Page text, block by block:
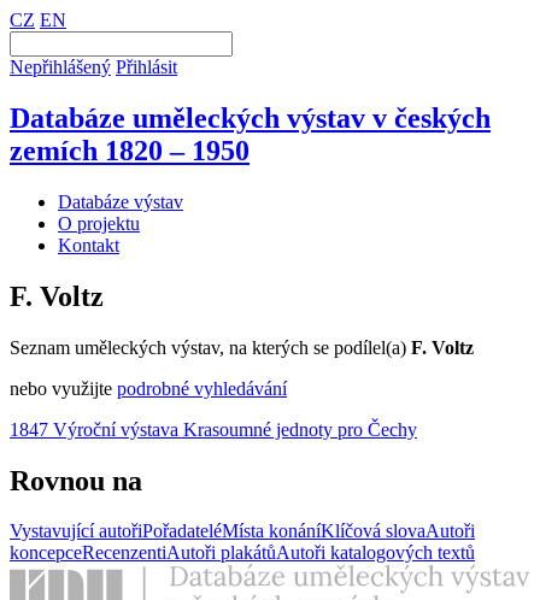
CZ EN
Nepřihlášený Přihlásit
Databáze uměleckých výstav v českých
zemích 1820 – 1950
Databáze výstav
O projektu
Kontakt
F. Voltz
Seznam uměleckých výstav, na kterých se podílel(a) F. Voltz
nebo využijte podrobné vyhledávání
1847 Výroční výstava Krasoumné jednoty pro Čechy
Rovnou na
Vystavující autořiPořadateléMísta konáníKlíčová slovaAutoři
koncepceRecenzentiAutoři plakátůAutoři katalogových textů